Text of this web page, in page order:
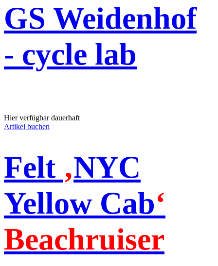
GS Weidenhof
- cycle lab
Hier verfügbar dauerhaft
Artikel buchen
Felt ‚NYC
Yellow Cab‘
Beachruiser